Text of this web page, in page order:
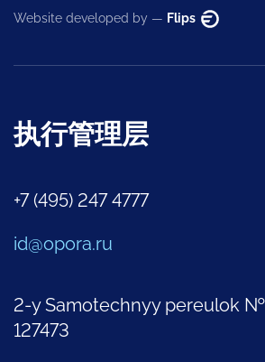
Website developed by — Flips
执行管理层
+7 (495) 247 4777
id@opora.ru
2-y Samotechnyy pereulok №
127473